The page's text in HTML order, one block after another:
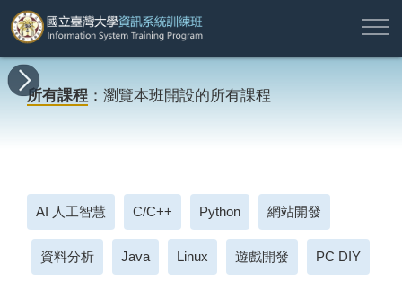
所
有
課
新
消
程
地
資
簡
業
名
名
資
於
本
願
專
註
登
入
所有課程 ：瀏覽本班開設的所有課程
AI 人工智慧 C/C++ Python 網站開發
資料分析 Java Linux 遊戲開發 PC DIY